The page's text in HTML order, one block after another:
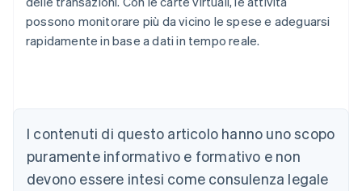
possono monitorare più da vicino le spese e adeguarsi
rapidamente in base a dati in tempo reale.
I contenuti di questo articolo hanno uno scopo
puramente informativo e formativo e non
devono essere intesi come consulenza legale
Australia
English
NederlandsFrançaisDeutschEnglish
Brasile
Português English
Bulgaria
English